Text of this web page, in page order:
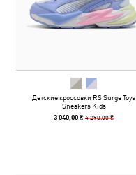
Детские кроссовки RS Surge Toys
Sneakers Kids
3 040,00 ₴4 290,00 ₴